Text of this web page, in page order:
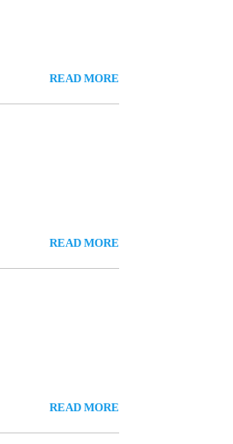
READ MORE
READ MORE
READ MORE